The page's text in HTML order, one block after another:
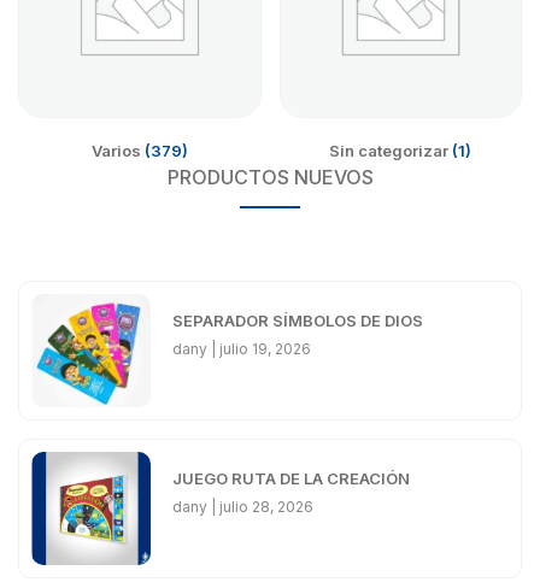
Varios (379) Sin categorizar (1)
PRODUCTOS NUEVOS
SEPARADOR SÍMBOLOS DE DIOS
dany julio 19, 2026
JUEGO RUTA DE LA CREACIÓN
dany julio 28, 2026